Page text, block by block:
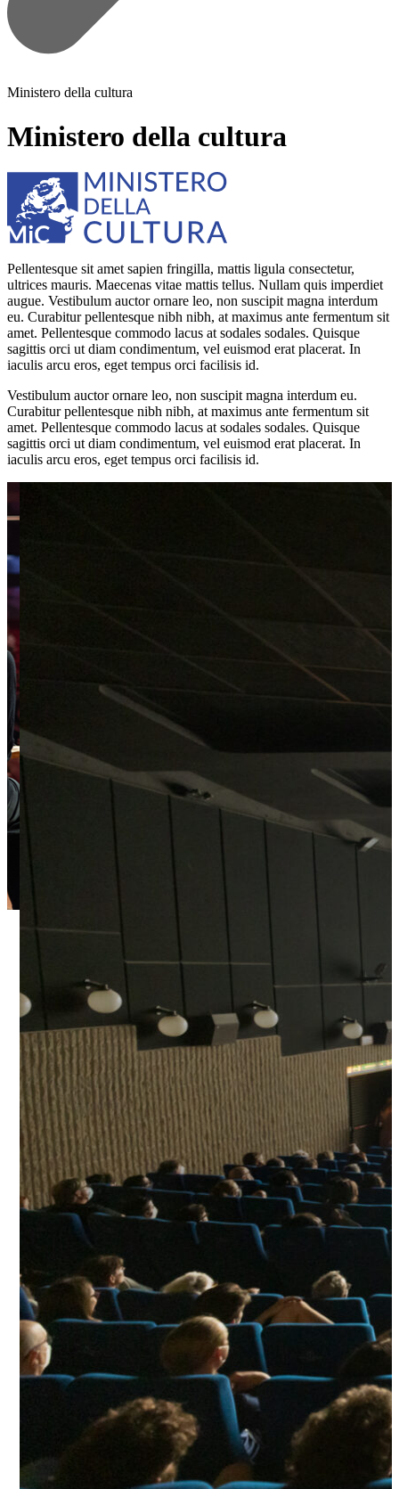
Ministero della cultura
Ministero della cultura
Pellentesque sit amet sapien fringilla, mattis ligula consectetur,
ultrices mauris. Maecenas vitae mattis tellus. Nullam quis imperdiet
augue. Vestibulum auctor ornare leo, non suscipit magna interdum
eu. Curabitur pellentesque nibh nibh, at maximus ante fermentum sit
amet. Pellentesque commodo lacus at sodales sodales. Quisque
sagittis orci ut diam condimentum, vel euismod erat placerat. In
iaculis arcu eros, eget tempus orci facilisis id.
Vestibulum auctor ornare leo, non suscipit magna interdum eu.
Curabitur pellentesque nibh nibh, at maximus ante fermentum sit
amet. Pellentesque commodo lacus at sodales sodales. Quisque
sagittis orci ut diam condimentum, vel euismod erat placerat. In
iaculis arcu eros, eget tempus orci facilisis id.